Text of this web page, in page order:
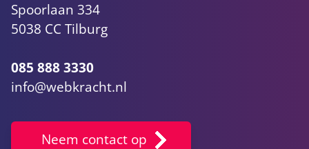
Spoorlaan 334
5038 CC Tilburg
085 888 3330
info@webkracht.nl
Neem contact op